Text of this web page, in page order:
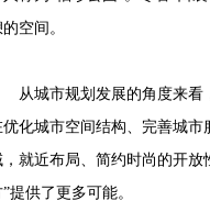
空间。
城市规划发展的角度来看，
优化城市空间结构、完善城
，就近布局、简约时尚的开
提供了更多可能。